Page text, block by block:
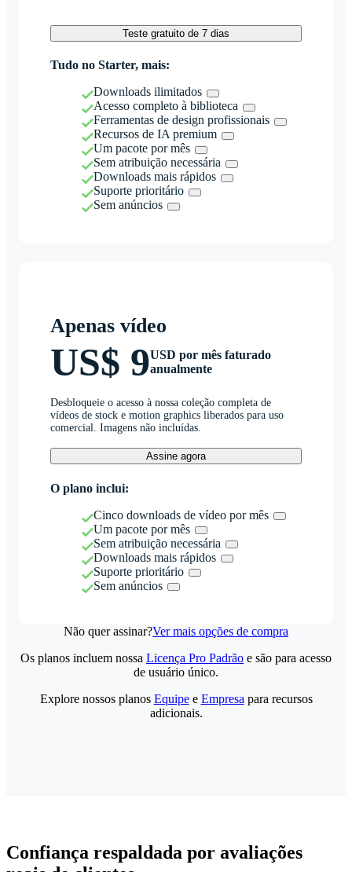
Teste gratuito de 7 dias
Tudo no Starter, mais:
Downloads ilimitados
Acesso completo à biblioteca
Ferramentas de design profissionais
Recursos de IA premium
Um pacote por mês
Sem atribuição necessária
Downloads mais rápidos
Suporte prioritário
Sem anúncios
Apenas vídeo
US$ 9USD por mês faturado
anualmente
Desbloqueie o acesso à nossa coleção completa de
vídeos de stock e motion graphics liberados para uso
comercial. Imagens não incluídas.
Assine agora
O plano inclui:
Cinco downloads de vídeo por mês
Um pacote por mês
Sem atribuição necessária
Downloads mais rápidos
Suporte prioritário
Sem anúncios
Não quer assinar?Ver mais opções de compra
Os planos incluem nossa Licença Pro Padrão e são para acesso
de usuário único.
Explore nossos planos Equipee Empresa para recursos
adicionais.
Confiança respaldada por avaliações